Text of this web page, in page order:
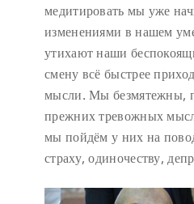
медитировать мы уже
изменениями в нашем
утихают наши
смену всё быстрее
мысли. Мы безмятежны,
прежних тревожных
мы пойдём у них на
страху, одиночеству,